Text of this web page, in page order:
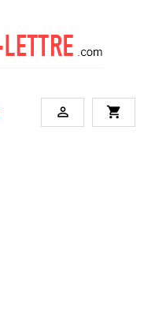
 shopping_cart